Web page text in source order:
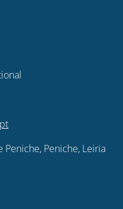
Peniche, Leiria